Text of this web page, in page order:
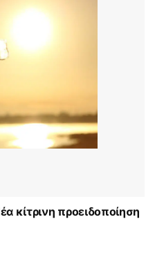
κίτρινη προειδοποίηση